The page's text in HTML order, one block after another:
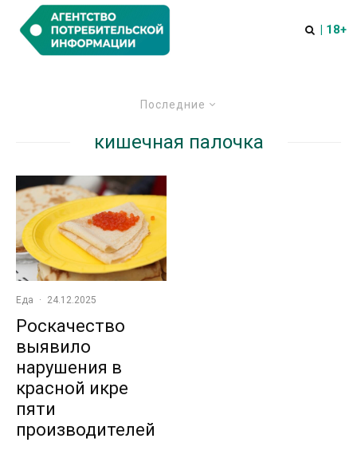
| 18+
Последние
кишечная палочка
Еда · 24.12.2025
Роскачество
выявило
нарушения в
красной икре
пяти
производителей